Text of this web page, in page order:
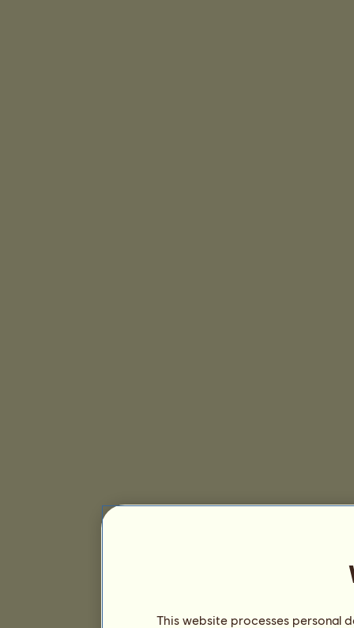
This website processes personal